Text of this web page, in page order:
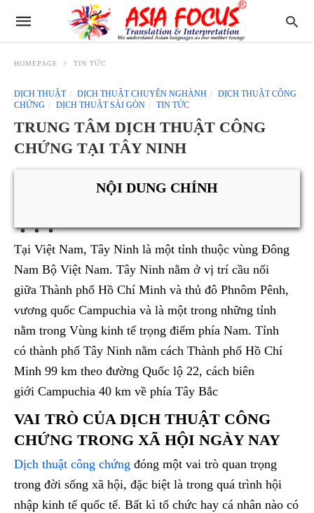
HOMEPAGE TIN TỨC
DỊCH THUẬT DỊCH THUẬT CHUYÊN NGHÀNH
DỊCH THUẬT CÔNG
CHỨNG
DỊCH THUẬT SÀI GÒN TIN TỨC
TRUNG TÂM DỊCH THUẬT CÔNG
CHỨNG TẠI TÂY NINH
NỘI DUNG CHÍNH
Tại Việt Nam, Tây Ninh là một tỉnh thuộc vùng Đông
Nam Bộ Việt Nam. Tây Ninh nằm ở vị trí cầu nối
giữa Thành phố Hồ Chí Minh và thủ đô Phnôm Pênh,
vương quốc Campuchia và là một trong những tỉnh
nằm trong Vùng kinh tế trọng điểm phía Nam. Tỉnh
có thành phố Tây Ninh nằm cách Thành phố Hồ Chí
Minh 99 km theo đường Quốc lộ 22, cách biên
giới Campuchia 40 km về phía Tây Bắc
VAI TRÒ CỦA DỊCH THUẬT CÔNG
CHỨNG TRONG XÃ HỘI NGÀY NAY
Dịch thuật công chứng đóng một vai trò quan trọng
trong đời sống xã hội, đặc biệt là trong quá trình hội
nhập kinh tế quốc tế. Bất kì tổ chức hay cá nhân nào có